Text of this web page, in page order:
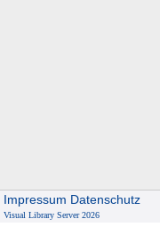
Impressum Datenschutz
Visual Library Server 2026